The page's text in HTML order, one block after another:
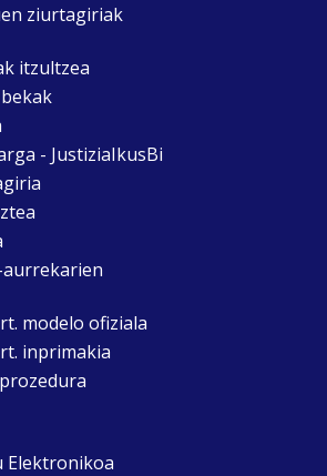
ziurtagiriak
itzultzea
- JustiziaIkusBi
modelo ofiziala
inprimakia
Elektronikoa